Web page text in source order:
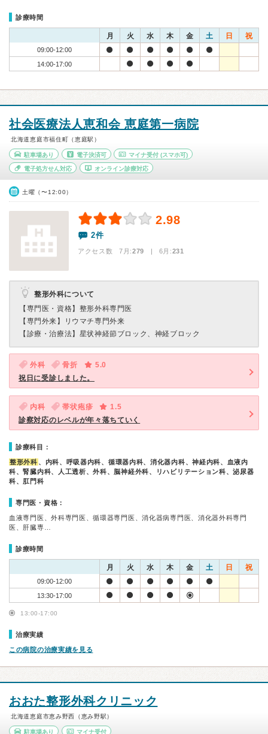
診療時間
月 火 水 木 金 土 日 祝
09:00-12:00
14:00-17:00
社会医療法人恵和会 恵庭第一病院
北海道恵庭市福住町（恵庭駅）
駐車場あり 電子決済可 マイナ受付 (スマホ可)
電子処方せん対応 オンライン診療対応
土曜（〜12:00）
2.98
2件
アクセス数 7月:279 | 6月:231
整形外科について
【専門医・資格】 整形外科専門医
【専門外来】
リウマチ専門外来
【診療・治療法】 星状神経節ブロック、神経ブロック
外科 骨折
5.0
祝日に受診しました。
内科 帯状疱疹
1.5
診察対応のレベルが年々落ちていく
診療科目：
整形外科 、内科、呼吸器内科、循環器内科、消化器内科、神経内科、血液内
科、腎臓内科、人工透析、外科、脳神経外科、リハビリテーション科、泌尿器
科、肛門科
専門医・資格：
血液専門医、外科専門医、循環器専門医、消化器病専門医、消化器外科専門
医、肝臓専…
診療時間
月 火 水 木 金 土 日 祝
09:00-12:00
13:30-17:00
13:00-17:00
治療実績
この病院の治療実績を見る
おおた整形外科クリニック
北海道恵庭市恵み野西（恵み野駅）
駐車場あり マイナ受付